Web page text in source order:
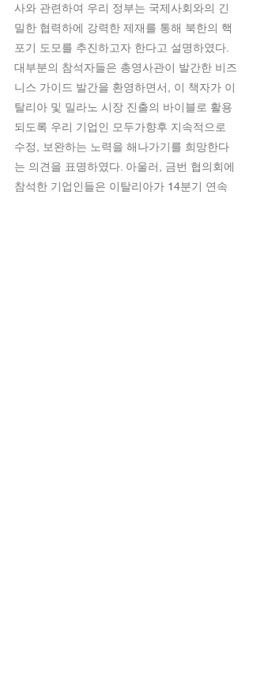
사와 관련하여 우리 정부는 국제사회와의 긴
밀한 협력하에 강력한 제재를 통해 북한의 핵
포기 도모를 추진하고자 한다고 설명하였다.
대부분의 참석자들은 총영사관이 발간한 비즈
니스 가이드 발간을 환영하면서, 이 책자가 이
탈리아 및 밀라노 시장 진출의 바이블로 활용
되도록 우리 기업인 모두가향후 지속적으로
수정, 보완하는 노력을 해나가기를 희망한다
는 의견을 표명하였다. 아울러, 금번 협의회에
참석한 기업인들은 이탈리아가 14분기 연속